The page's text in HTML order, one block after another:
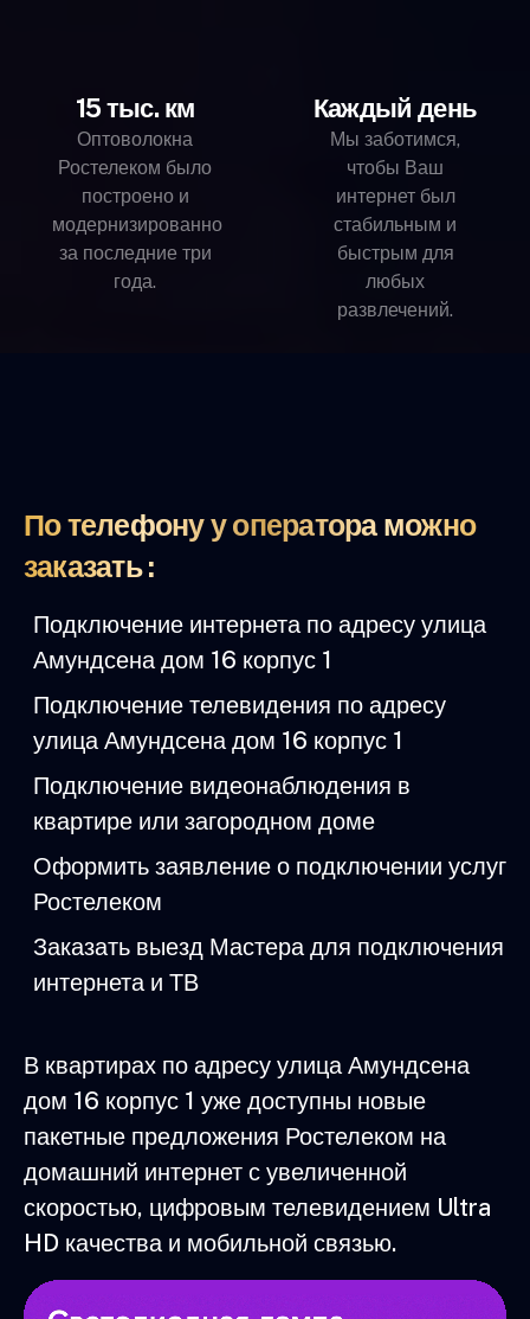
15 тыс. км
Оптоволокна
Ростелеком было
построено и
модернизированно
за последние три
года.
Каждый день
Мы заботимся,
чтобы Ваш
интернет был
стабильным и
быстрым для
любых
развлечений.
По телефону у оператора можно
заказать :
Подключение интернета по адресу улица
Амундсена дом 16 корпус 1
Подключение телевидения по адресу
улица Амундсена дом 16 корпус 1
Подключение видеонаблюдения в
квартире или загородном доме
Оформить заявление о подключении услуг
Ростелеком
Заказать выезд Мастера для подключения
интернета и ТВ
В квартирах по адресу улица Амундсена
дом 16 корпус 1 уже доступны новые
пакетные предложения Ростелеком на
домашний интернет с увеличенной
скоростью, цифровым телевидением Ultra
HD качества и мобильной связью.